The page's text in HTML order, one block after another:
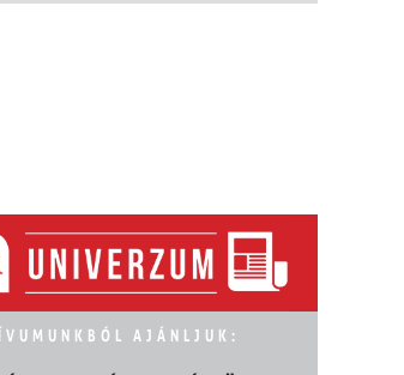
AJÁNLJUK: